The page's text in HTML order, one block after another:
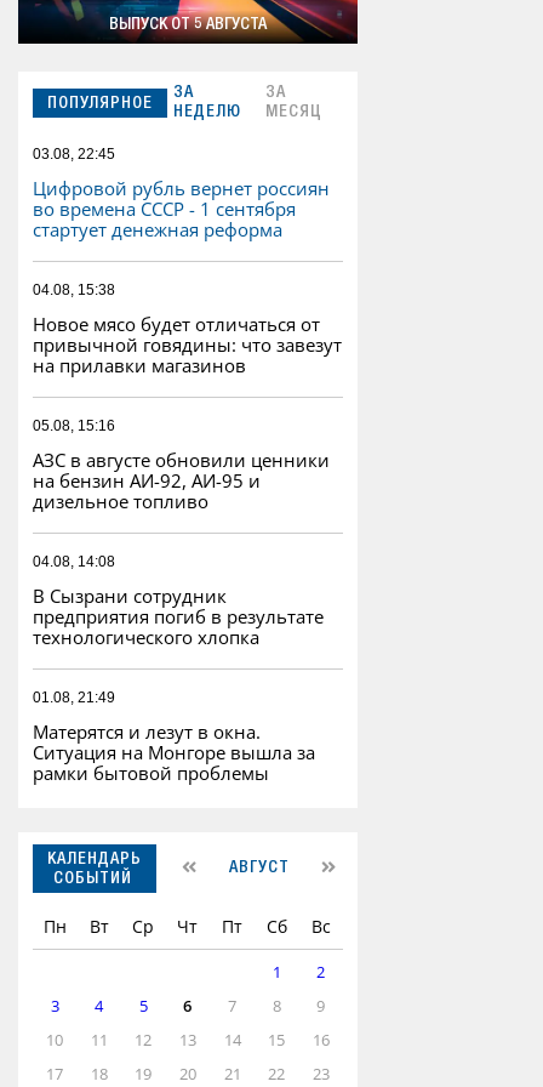
ВЫПУСК ОТ 5 АВГУСТА
ПОПУЛЯРНОЕ
ЗА
НЕДЕЛЮ
ЗА
МЕСЯЦ
03.08, 22:45
Цифровой рубль вернет россиян
во времена СССР - 1 сентября
стартует денежная реформа
04.08, 15:38
Новое мясо будет отличаться от
привычной говядины: что завезут
на прилавки магазинов
05.08, 15:16
АЗС в августе обновили ценники
на бензин АИ-92, АИ-95 и
дизельное топливо
04.08, 14:08
В Сызрани сотрудник
предприятия погиб в результате
технологического хлопка
01.08, 21:49
Матерятся и лезут в окна.
Ситуация на Монгоре вышла за
рамки бытовой проблемы
КАЛЕНДАРЬ
СОБЫТИЙ
АВГУСТ
Пн Вт Ср Чт Пт Сб Вс
1
2
3
4 5 6 7 8
9
10
11 12 13 14 15
16
17
18 19 20 21 22 23